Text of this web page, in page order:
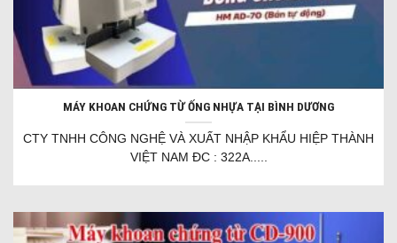
MÁY KHOAN CHỨNG TỪ ỐNG NHỰA TẠI BÌNH DƯƠNG
CTY TNHH CÔNG NGHỆ VÀ XUẤT NHẬP KHẨU HIỆP THÀNH
VIỆT NAM ĐC : 322A.....